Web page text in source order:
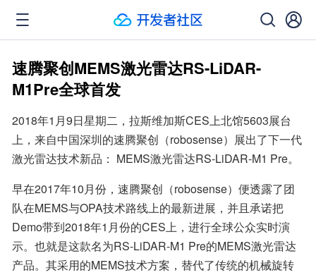
速腾聚创MEMS激光雷达RS-LiDAR-
M1Pre全球首发
2018年1月9日星期二，拉斯维加斯CES上北馆5603展台
上，来自中国深圳的速腾聚创（robosense）展出了下一代
激光雷达技术新品： MEMS激光雷达RS-LiDAR-M1 Pre。
早在2017年10月份，速腾聚创（robosense）便透露了团
队在MEMS与OPA技术路线上的最新进展，并且承诺把
Demo带到2018年1月份的CES上，进行全球公众实时演
示。也就是这款名为RS-LiDAR-M1 Pre的MEMS激光雷达
产品。其采用的MEMS技术方案，替代了传统的机械旋转